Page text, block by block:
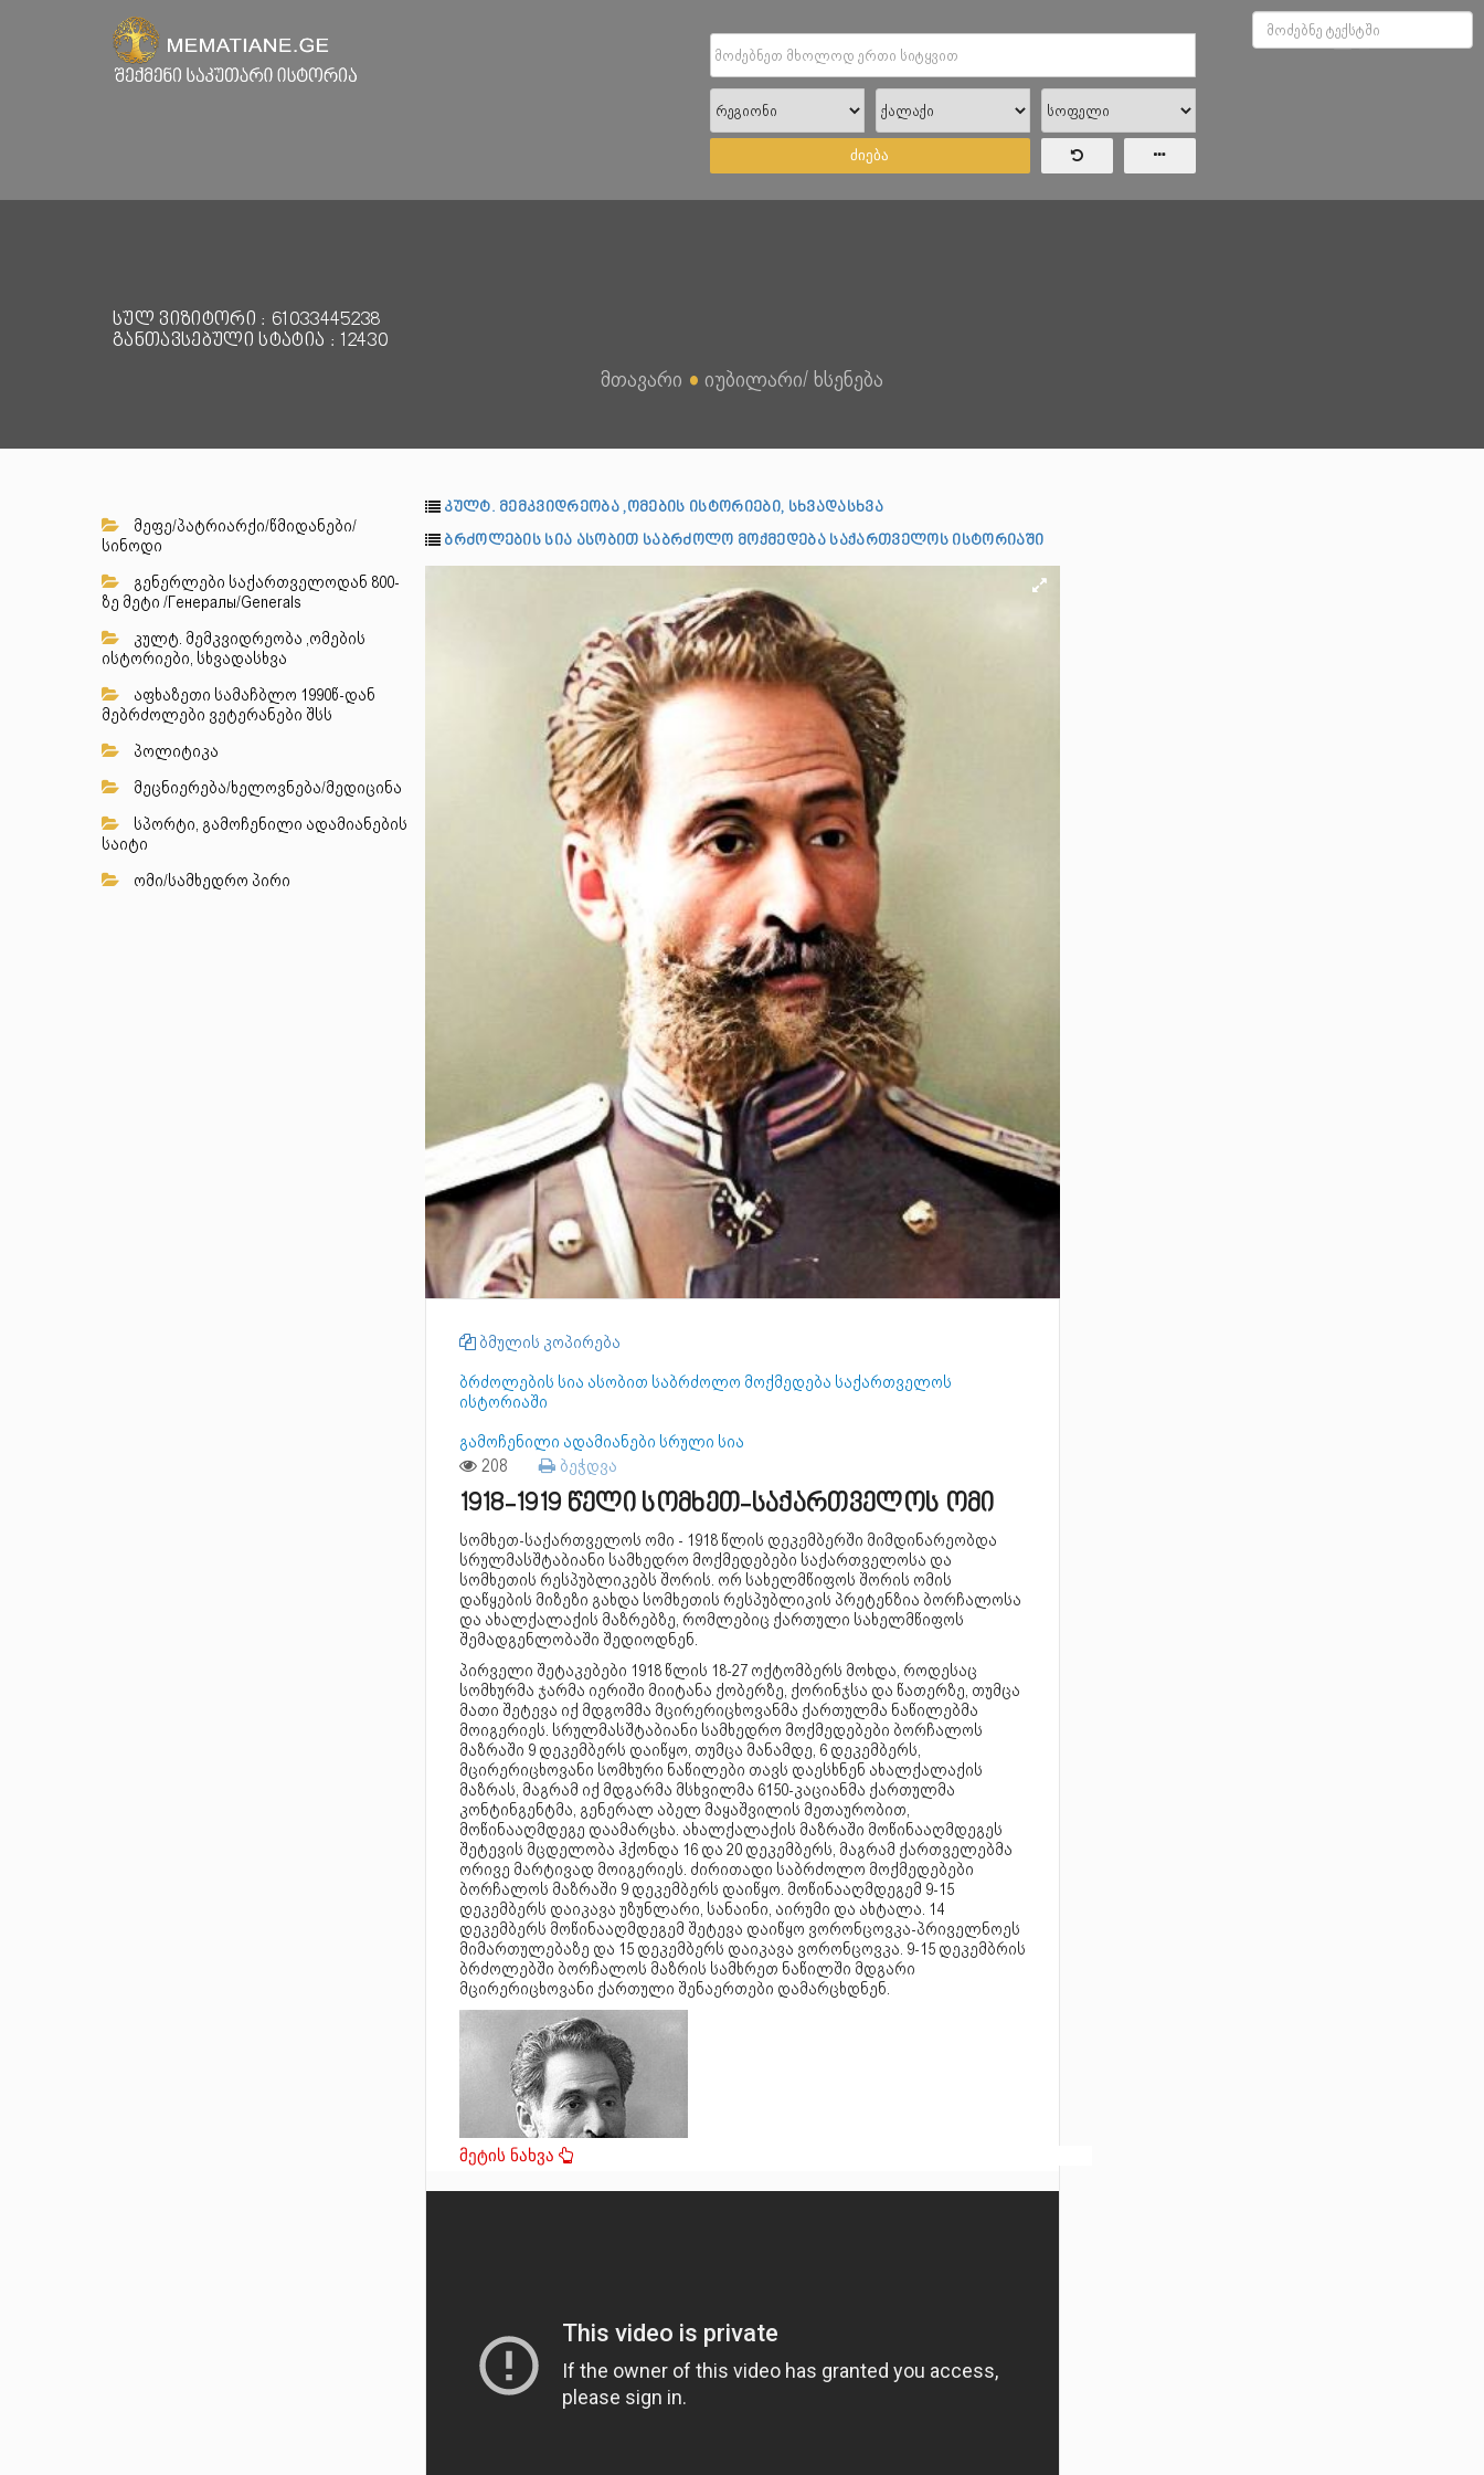
ძიება
სულ ვიზიტორი : 61033445238
განთავსებული სტატია : 12430
მთავარი ● იუბილარი/ ხსენება
მეფე/პატრიარქი/წმიდანები/
სინოდი
გენერლები საქართველოდან 800-
ზე მეტი /Генералы/Generals
კულტ. მემკვიდრეობა ,ომების
ისტორიები, სხვადასხვა
აფხაზეთი სამაჩბლო 1990წ-დან
მებრძოლები ვეტერანები შსს
პოლიტიკა
მეცნიერება/ხელოვნება/მედიცინა
სპორტი, გამოჩენილი ადამიანების
საიტი
ომი/სამხედრო პირი
კულტ. მემკვიდრეობა ,ომების ისტორიები, სხვადასხვა
ბრძოლების სია ასობით საბრძოლო მოქმედება საქართველოს ისტორიაში
ბმულის კოპირება
ბრძოლების სია ასობით საბრძოლო მოქმედება საქართველოს
ისტორიაში
გამოჩენილი ადამიანები სრული სია
208 ბეჭდვა
1918-1919 წელი სომხეთ-საქართველოს ომი
სომხეთ-საქართველოს ომი - 1918 წლის დეკემბერში მიმდინარეობდა
სრულმასშტაბიანი სამხედრო მოქმედებები საქართველოსა და
სომხეთის რესპუბლიკებს შორის. ორ სახელმწიფოს შორის ომის
დაწყების მიზეზი გახდა სომხეთის რესპუბლიკის პრეტენზია ბორჩალოსა
და ახალქალაქის მაზრებზე, რომლებიც ქართული სახელმწიფოს
შემადგენლობაში შედიოდნენ.
პირველი შეტაკებები 1918 წლის 18-27 ოქტომბერს მოხდა, როდესაც
სომხურმა ჯარმა იერიში მიიტანა ქობერზე, ქორინჯსა და წათერზე, თუმცა
მათი შეტევა იქ მდგომმა მცირერიცხოვანმა ქართულმა ნაწილებმა
მოიგერიეს. სრულმასშტაბიანი სამხედრო მოქმედებები ბორჩალოს
მაზრაში 9 დეკემბერს დაიწყო, თუმცა მანამდე, 6 დეკემბერს,
მცირერიცხოვანი სომხური ნაწილები თავს დაესხნენ ახალქალაქის
მაზრას, მაგრამ იქ მდგარმა მსხვილმა 6150-კაციანმა ქართულმა
კონტინგენტმა, გენერალ აბელ მაყაშვილის მეთაურობით,
მოწინააღმდეგე დაამარცხა. ახალქალაქის მაზრაში მოწინააღმდეგეს
შეტევის მცდელობა ჰქონდა 16 და 20 დეკემბერს, მაგრამ ქართველებმა
ორივე მარტივად მოიგერიეს. ძირითადი საბრძოლო მოქმედებები
ბორჩალოს მაზრაში 9 დეკემბერს დაიწყო. მოწინააღმდეგემ 9-15
დეკემბერს დაიკავა უზუნლარი, სანაინი, აირუმი და ახტალა. 14
დეკემბერს მოწინააღმდეგემ შეტევა დაიწყო ვორონცოვკა-პრიველნოეს
მიმართულებაზე და 15 დეკემბერს დაიკავა ვორონცოვკა. 9-15 დეკემბრის
ბრძოლებში ბორჩალოს მაზრის სამხრეთ ნაწილში მდგარი
მცირერიცხოვანი ქართული შენაერთები დამარცხდნენ.
მაყაშვილი აბელ გაბრიელის ძე (1860-1920) რუსეთის
გენერალი ქართლი
18-23 დეკემბერს გაიმართა დიდი ბრძოლები სადახლოსათვის. ამ